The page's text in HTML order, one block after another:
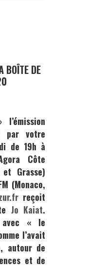
BOÎTE DE
l’émission
par votre
de 19h à
Côte
Grasse)
(Monaco,
reçoit
Jo Kaiat.
avec « le
l’avait
autour de
et de